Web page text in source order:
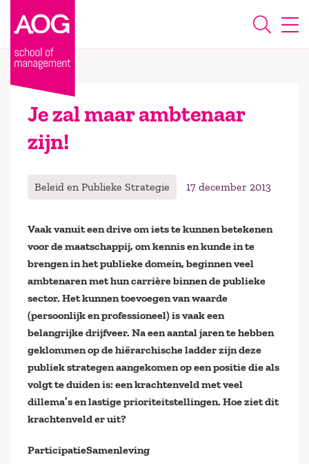
Je zal maar ambtenaar
zijn!
Beleid en Publieke Strategie 17 december 2013
Vaak vanuit een drive om iets te kunnen betekenen
voor de maatschappij, om kennis en kunde in te
brengen in het publieke domein, beginnen veel
ambtenaren met hun carrière binnen de publieke
sector. Het kunnen toevoegen van waarde
(persoonlijk en professioneel) is vaak een
belangrijke drijfveer. Na een aantal jaren te hebben
geklommen op de hiërarchische ladder zijn deze
publiek strategen aangekomen op een positie die als
volgt te duiden is: een krachtenveld met veel
dillema’s en lastige prioriteitstellingen. Hoe ziet dit
krachtenveld er uit?
ParticipatieSamenleving